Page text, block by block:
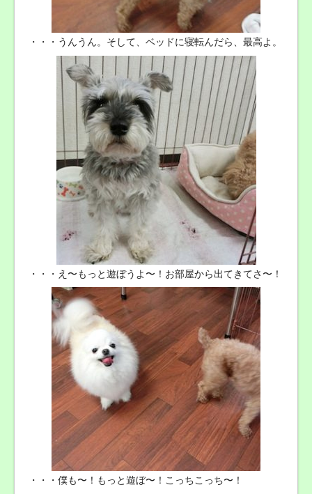
・・・うんうん。そして、ベッドに寝転んだら、最高よ。
・・・え〜もっと遊ぼうよ〜！お部屋から出てきてさ〜！
・・・僕も〜！もっと遊ぼ〜！こっちこっち〜！